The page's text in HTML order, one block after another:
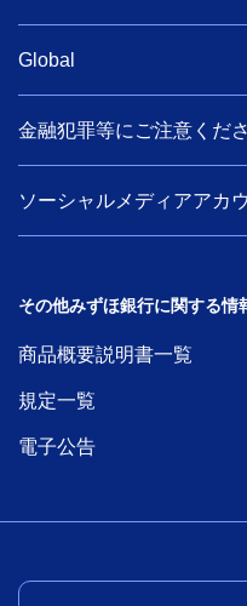
Global
金融犯罪等にご注意くだ
ソーシャルメディアアカ
その他みずほ銀行に関する情
商品概要説明書一覧
規定一覧
電子公告